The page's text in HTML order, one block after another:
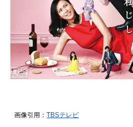
画像引用：TBSテレビ